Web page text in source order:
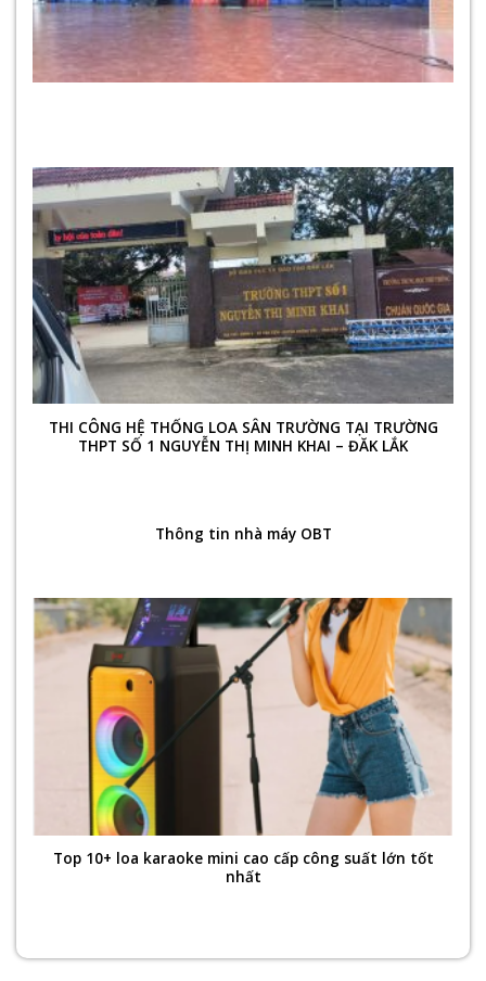
THI CÔNG HỆ THỐNG LOA SÂN TRƯỜNG TẠI TRƯỜNG
THPT SỐ 1 NGUYỄN THỊ MINH KHAI – ĐĂK LẮK
Thông tin nhà máy OBT
Top 10+ loa karaoke mini cao cấp công suất lớn tốt
nhất